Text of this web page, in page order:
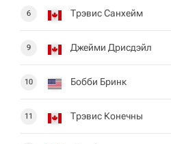
6 Трэвис Санхейм
9 Джейми Дрисдэйл
10 Бобби Бринк
11 Трэвис Конечны